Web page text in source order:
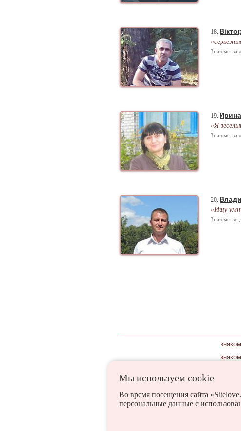
18. Віктор
Знакомства
19. Ирина
«Я
Знакомства
20.
«Ищу
Знакомство
Богуслав
Васильков Иванков
Мы используем сookie
Во время посещения сайта
персональные данные с